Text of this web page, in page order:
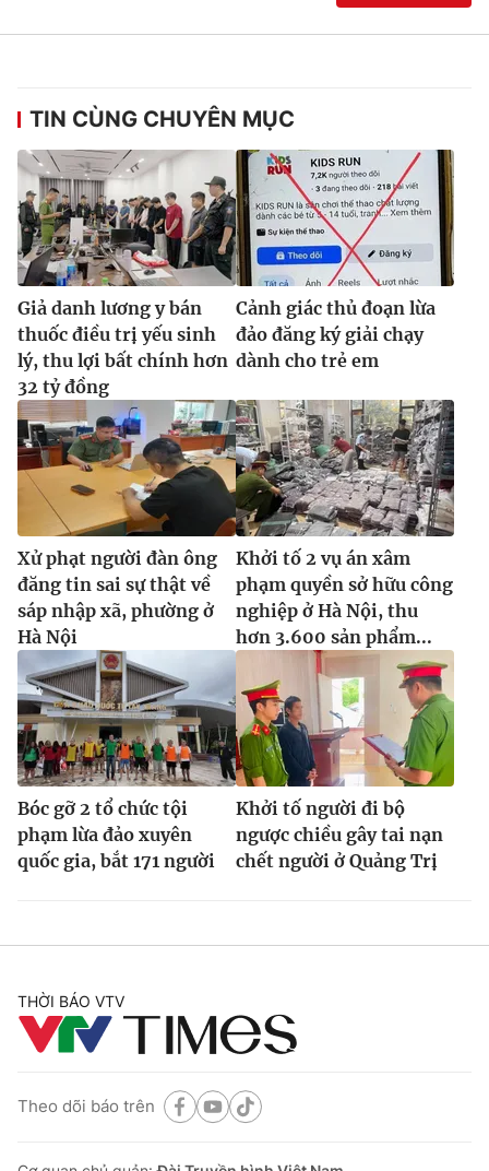
TIN CÙNG CHUYÊN MỤC
Giả danh lương y bán
thuốc điều trị yếu sinh
lý, thu lợi bất chính hơn
32 tỷ đồng
Cảnh giác thủ đoạn lừa
đảo đăng ký giải chạy
dành cho trẻ em
Xử phạt người đàn ông
đăng tin sai sự thật về
sáp nhập xã, phường ở
Hà Nội
Khởi tố 2 vụ án xâm
phạm quyền sở hữu công
nghiệp ở Hà Nội, thu
hơn 3.600 sản phẩm...
Bóc gỡ 2 tổ chức tội
phạm lừa đảo xuyên
quốc gia, bắt 171 người
Khởi tố người đi bộ
ngược chiều gây tai nạn
chết người ở Quảng Trị
THỜI BÁO VTV
Theo dõi báo trên